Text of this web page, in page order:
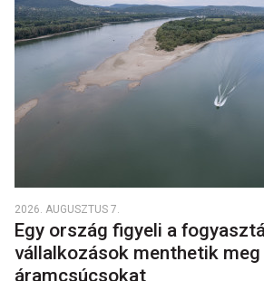
2026. AUGUSZTUS 7.
Egy ország figyeli a
vállalkozások menthetik
áramcsúcsokat